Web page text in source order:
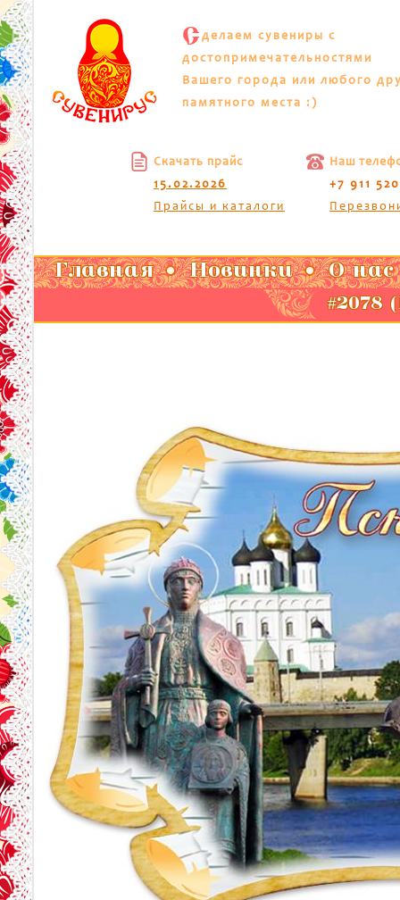
С делаем сувениры с
достопримечательностями
Вашего города или любого
памятного места :)
Скачать прайс
15.02.2026
Прайсы и каталоги
Наш
+7 911
Главная Новинки О нас
#2078